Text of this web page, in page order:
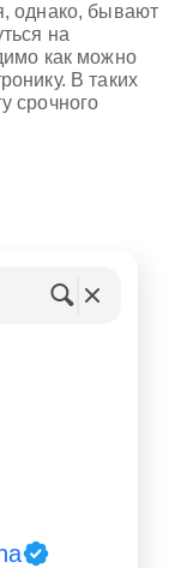
однако, бывают
на
как можно
В таких
срочного